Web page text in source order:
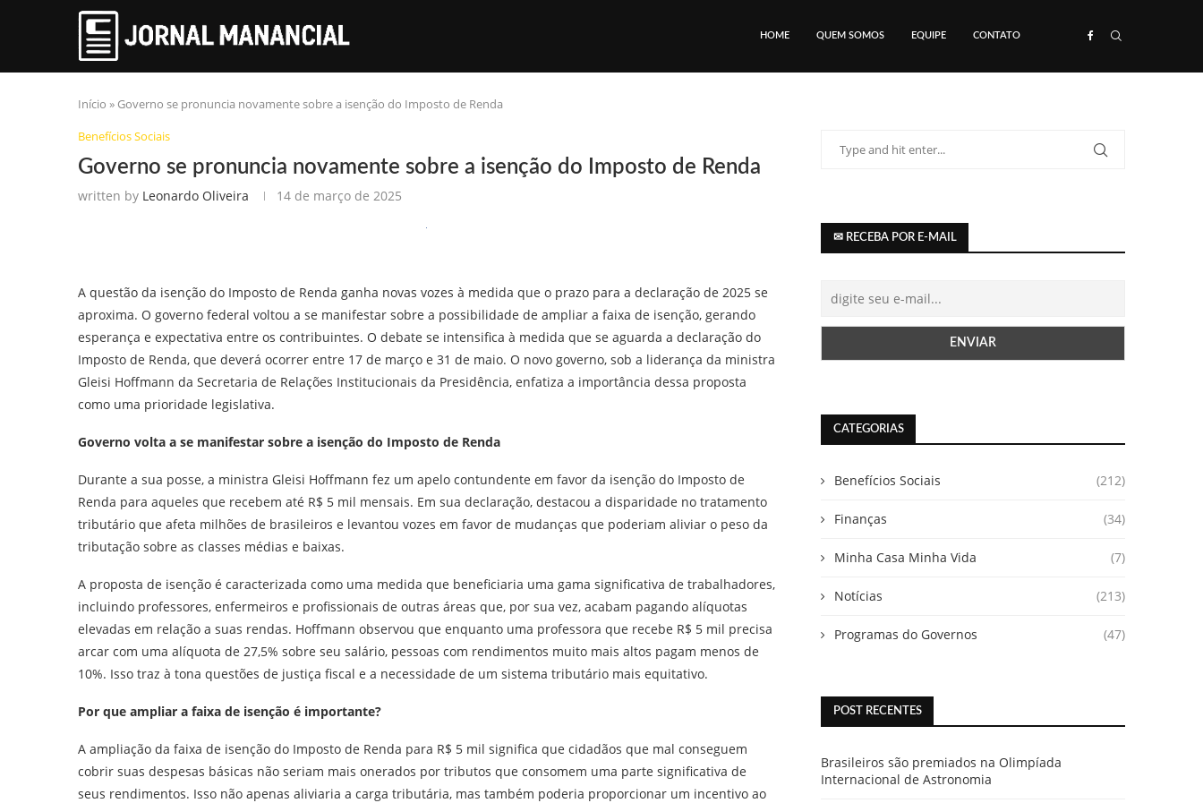
HOME QUEM SOMOS EQUIPE CONTATO
Início » Governo se pronuncia novamente sobre a isenção do Imposto de Renda
Benefícios Sociais
Governo se pronuncia novamente sobre a isenção do Imposto de Renda
written by Leonardo Oliveira 14 de março de 2025
A questão da isenção do Imposto de Renda ganha novas vozes à medida que o prazo para a declaração de 2025 se
aproxima. O governo federal voltou a se manifestar sobre a possibilidade de ampliar a faixa de isenção, gerando
esperança e expectativa entre os contribuintes. O debate se intensifica à medida que se aguarda a declaração do
Imposto de Renda, que deverá ocorrer entre 17 de março e 31 de maio. O novo governo, sob a liderança da ministra
Gleisi Hoffmann da Secretaria de Relações Institucionais da Presidência, enfatiza a importância dessa proposta
como uma prioridade legislativa.
Governo volta a se manifestar sobre a isenção do Imposto de Renda
Durante a sua posse, a ministra Gleisi Hoffmann fez um apelo contundente em favor da isenção do Imposto de
Renda para aqueles que recebem até R$ 5 mil mensais. Em sua declaração, destacou a disparidade no tratamento
tributário que afeta milhões de brasileiros e levantou vozes em favor de mudanças que poderiam aliviar o peso da
tributação sobre as classes médias e baixas.
A proposta de isenção é caracterizada como uma medida que beneficiaria uma gama significativa de trabalhadores,
incluindo professores, enfermeiros e profissionais de outras áreas que, por sua vez, acabam pagando alíquotas
elevadas em relação a suas rendas. Hoffmann observou que enquanto uma professora que recebe R$ 5 mil precisa
arcar com uma alíquota de 27,5% sobre seu salário, pessoas com rendimentos muito mais altos pagam menos de
10%. Isso traz à tona questões de justiça fiscal e a necessidade de um sistema tributário mais equitativo.
Por que ampliar a faixa de isenção é importante?
A ampliação da faixa de isenção do Imposto de Renda para R$ 5 mil significa que cidadãos que mal conseguem
cobrir suas despesas básicas não seriam mais onerados por tributos que consomem uma parte significativa de
seus rendimentos. Isso não apenas aliviaria a carga tributária, mas também poderia proporcionar um incentivo ao
✉ RECEBA POR E-MAIL
CATEGORIAS
Benefícios Sociais (212)
Finanças (34)
Minha Casa Minha Vida (7)
Notícias (213)
Programas do Governos (47)
POST RECENTES
Brasileiros são premiados na Olimpíada
Internacional de Astronomia